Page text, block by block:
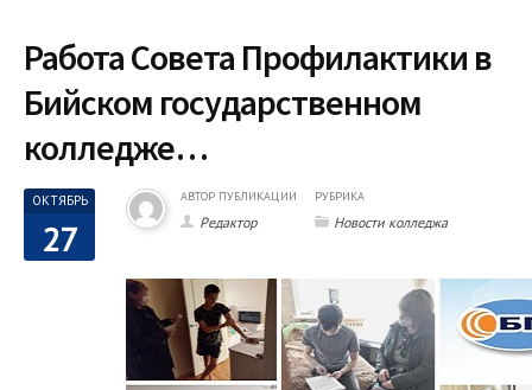
Работа Совета Профилактики в
Бийском государственном
колледже…
ОКТЯБРЬ
27
АВТОР ПУБЛИКАЦИИ
Редактор
РУБРИКА
Новости колледжа